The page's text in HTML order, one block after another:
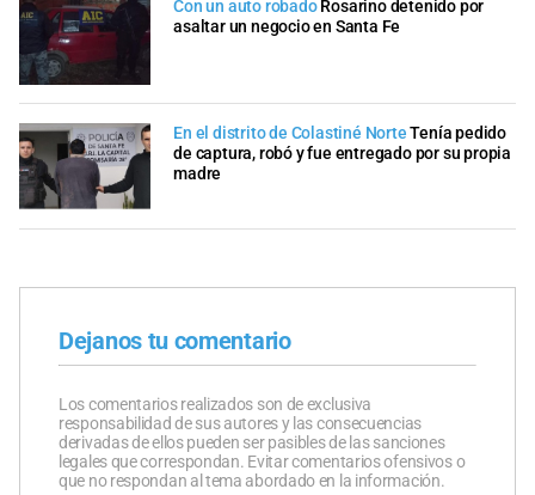
Con un auto robado Rosarino detenido por
asaltar un negocio en Santa Fe
En el distrito de Colastiné Norte Tenía pedido
de captura, robó y fue entregado por su propia
madre
Dejanos tu comentario
Los comentarios realizados son de exclusiva
responsabilidad de sus autores y las consecuencias
derivadas de ellos pueden ser pasibles de las sanciones
legales que correspondan. Evitar comentarios ofensivos o
que no respondan al tema abordado en la información.